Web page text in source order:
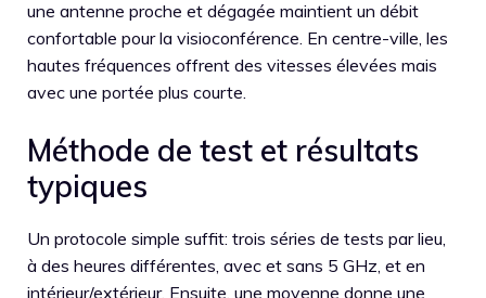
une antenne proche et dégagée maintient un débit
confortable pour la visioconférence. En centre-ville, les
hautes fréquences offrent des vitesses élevées mais
avec une portée plus courte.
Méthode de test et résultats
typiques
Un protocole simple suffit: trois séries de tests par lieu,
à des heures différentes, avec et sans 5 GHz, et en
intérieur/extérieur. Ensuite, une moyenne donne une